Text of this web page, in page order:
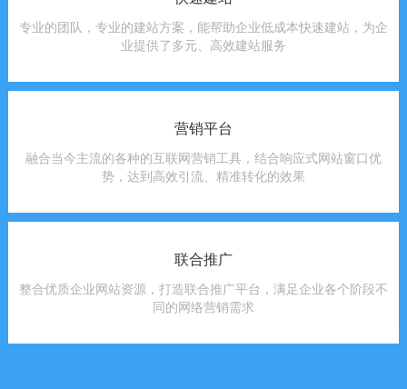
专业的团队，专业的建站方案，能帮助企业低成本快速建站，为企
业提供了多元、高效建站服务
营销平台
融合当今主流的各种的互联网营销工具，结合响应式网站窗口优
势，达到高效引流、精准转化的效果
联合推广
整合优质企业网站资源，打造联合推广平台，满足企业各个阶段不
同的网络营销需求